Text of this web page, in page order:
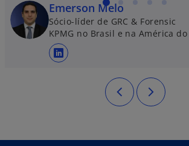
Emerson Melo
Sócio-líder de GRC & Forensic
KPMG no Brasil e na América do
abre em uma nova guia